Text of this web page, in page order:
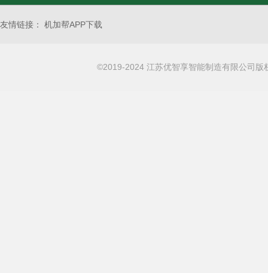
友情链接： 机加帮APP下载
©2019-2024 江苏优智享智能制造有限公司